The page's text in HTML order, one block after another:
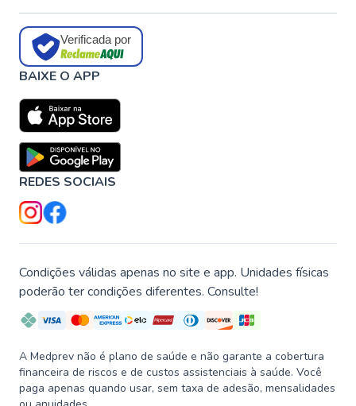
Verificada por
BAIXE O APP
REDES SOCIAIS
Condições válidas apenas no site e app. Unidades físicas
poderão ter condições diferentes. Consulte!
A Medprev não é plano de saúde e não garante a cobertura
financeira de riscos e de custos assistenciais à saúde. Você
paga apenas quando usar, sem taxa de adesão, mensalidades